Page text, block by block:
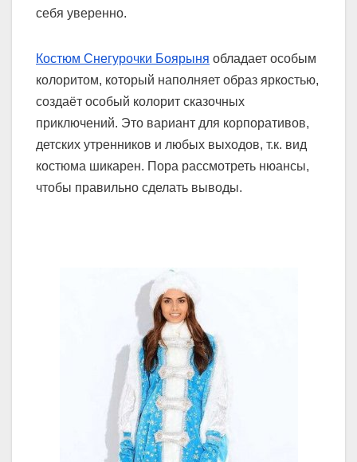
себя уверенно.
Костюм Снегурочки Боярыня обладает особым
колоритом, который наполняет образ яркостью,
создаёт особый колорит сказочных
приключений. Это вариант для корпоративов,
детских утренников и любых выходов, т.к. вид
костюма шикарен. Пора рассмотреть нюансы,
чтобы правильно сделать выводы.